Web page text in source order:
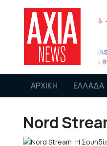
-0,05%
FTASE
3.774,48 -
0,08% 14.893,75
ΑΡΧΙΚΗ ΕΛΛΑΔΑ
Nord